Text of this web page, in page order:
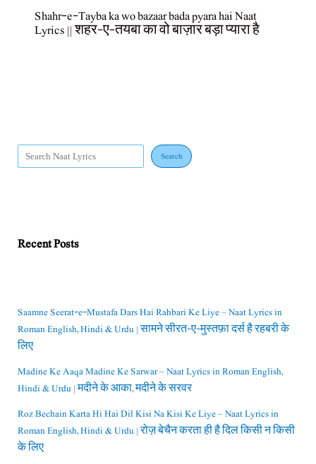
Shahr-e-Tayba ka wo bazaar bada pyara hai Naat
Lyrics || शहर-ए-तयबा का वो बाज़ार बड़ा प्यारा है
Search
Recent Posts
Saamne Seerat-e-Mustafa Dars Hai Rahbari Ke Liye – Naat Lyrics in
Roman English, Hindi & Urdu | सामने सीरत-ए-मुस्तफ़ा दर्स है रहबरी के
लिए
Madine Ke Aaqa Madine Ke Sarwar – Naat Lyrics in Roman English,
Hindi & Urdu | मदीने के आका, मदीने के सरवर
Roz Bechain Karta Hi Hai Dil Kisi Na Kisi Ke Liye – Naat Lyrics in
Roman English, Hindi & Urdu | रोज़ बेचैन करता ही है दिल किसी न किसी
के लिए